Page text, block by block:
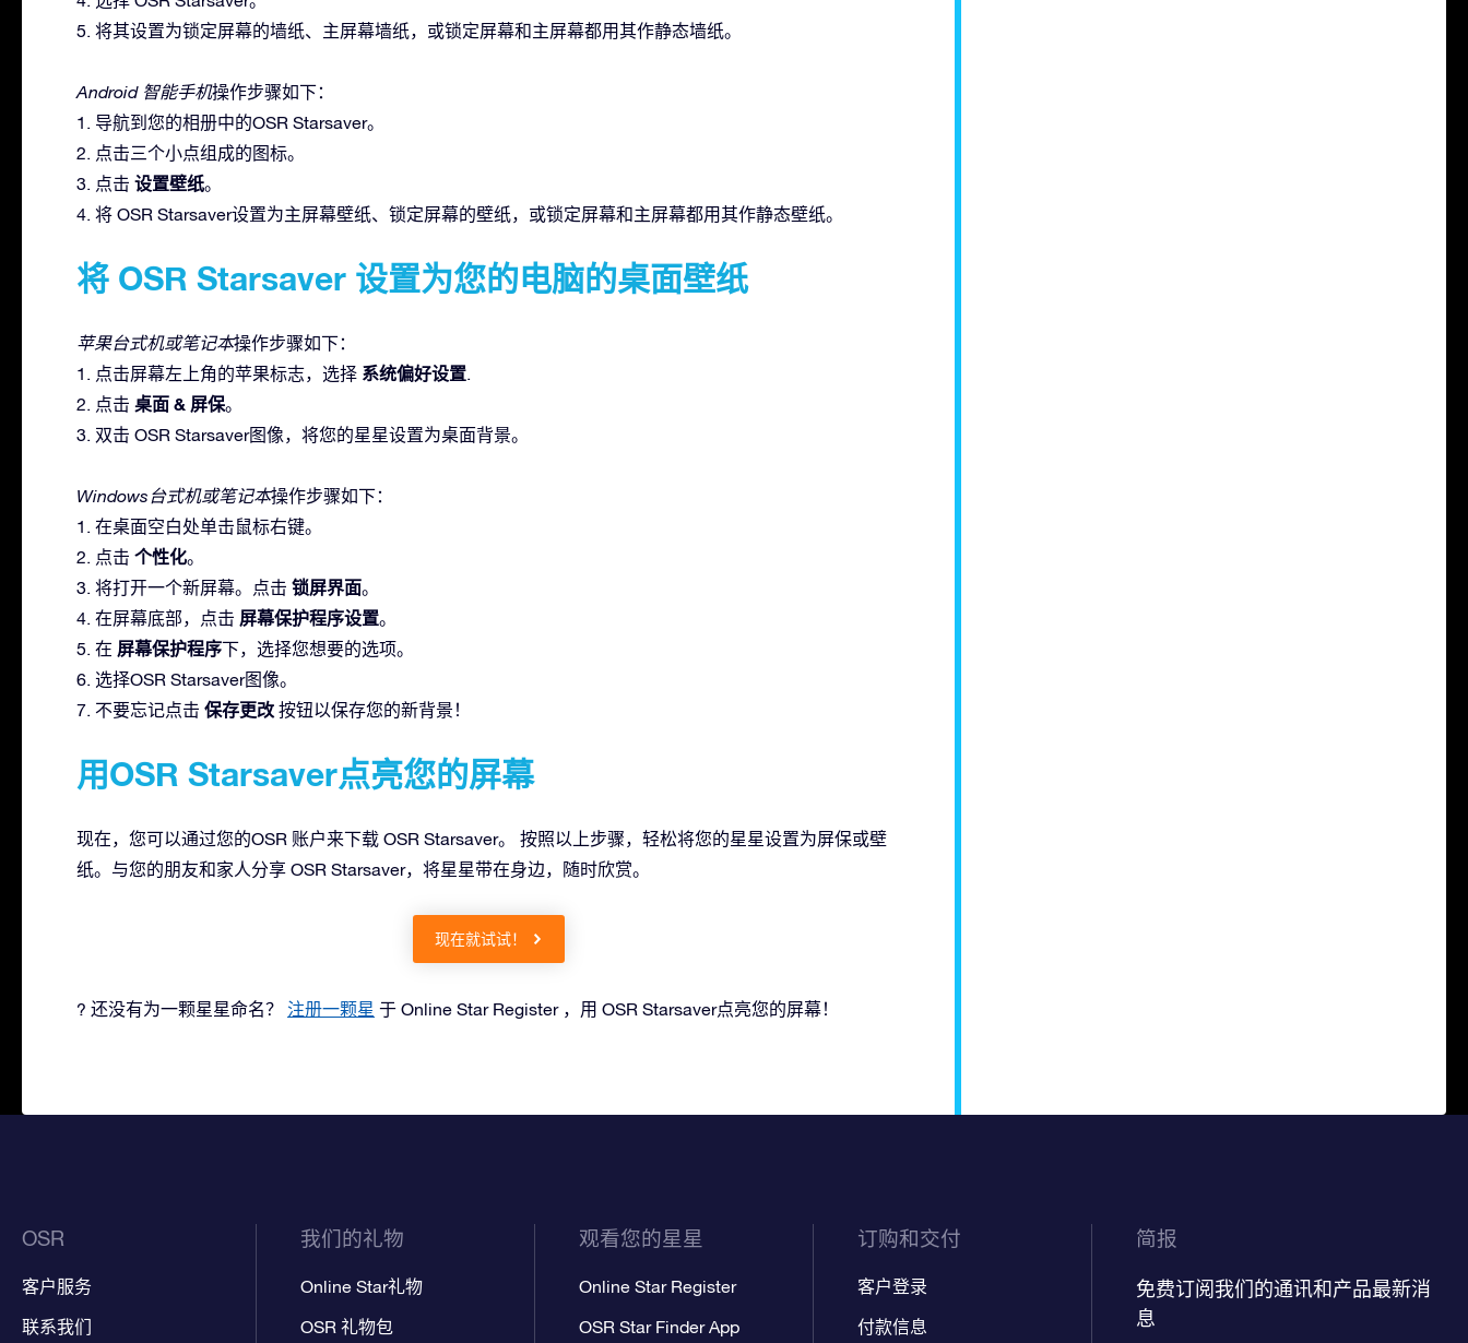
5. 将其设置为锁定屏幕的墙纸、主屏幕墙纸，或锁定屏幕和主屏幕都用其作静态墙纸。
Android 智能手机操作步骤如下：
1. 导航到您的相册中的OSR Starsaver。
2. 点击三个小点组成的图标。
3. 点击 设置壁纸。
4. 将 OSR Starsaver设置为主屏幕壁纸、锁定屏幕的壁纸，或锁定屏幕和主屏幕都用其作静态壁纸。
将 OSR Starsaver 设置为您的电脑的桌面壁纸
苹果台式机或笔记本操作步骤如下：
1. 点击屏幕左上角的苹果标志，选择 系统偏好设置.
2. 点击 桌面 & 屏保。
3. 双击 OSR Starsaver图像，将您的星星设置为桌面背景。
Windows台式机或笔记本操作步骤如下：
1. 在桌面空白处单击鼠标右键。
2. 点击 个性化。
3. 将打开一个新屏幕。点击 锁屏界面。
4. 在屏幕底部，点击 屏幕保护程序设置。
5. 在 屏幕保护程序下，选择您想要的选项。
6. 选择OSR Starsaver图像。
7. 不要忘记点击 保存更改 按钮以保存您的新背景！
用OSR Starsaver点亮您的屏幕
现在，您可以通过您的OSR 账户来下载 OSR Starsaver。 按照以上步骤，轻松将您的星星设置为屏保或壁
纸。与您的朋友和家人分享 OSR Starsaver，将星星带在身边，随时欣赏。
现在就试试！
? 还没有为一颗星星命名？ 注册一颗星 于 Online Star Register ，用 OSR Starsaver点亮您的屏幕！
OSR
客户服务
联系我们
我们的礼物
Online Star礼物
OSR 礼物包
观看您的星星
Online Star Register
OSR Star Finder App
订购和交付
客户登录
付款信息
简报
免费订阅我们的通讯和产品最新消
息